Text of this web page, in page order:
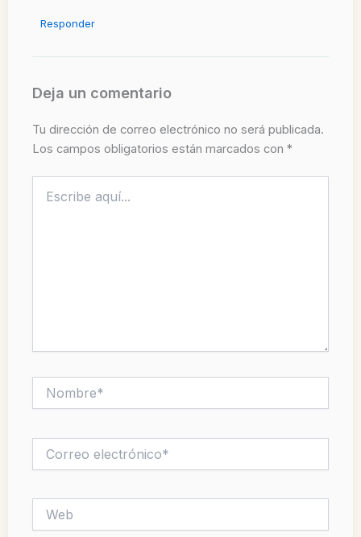
Responder
Deja un comentario
Tu dirección de correo electrónico no será publicada.
Los campos obligatorios están marcados con *
aquí...
electrónico*